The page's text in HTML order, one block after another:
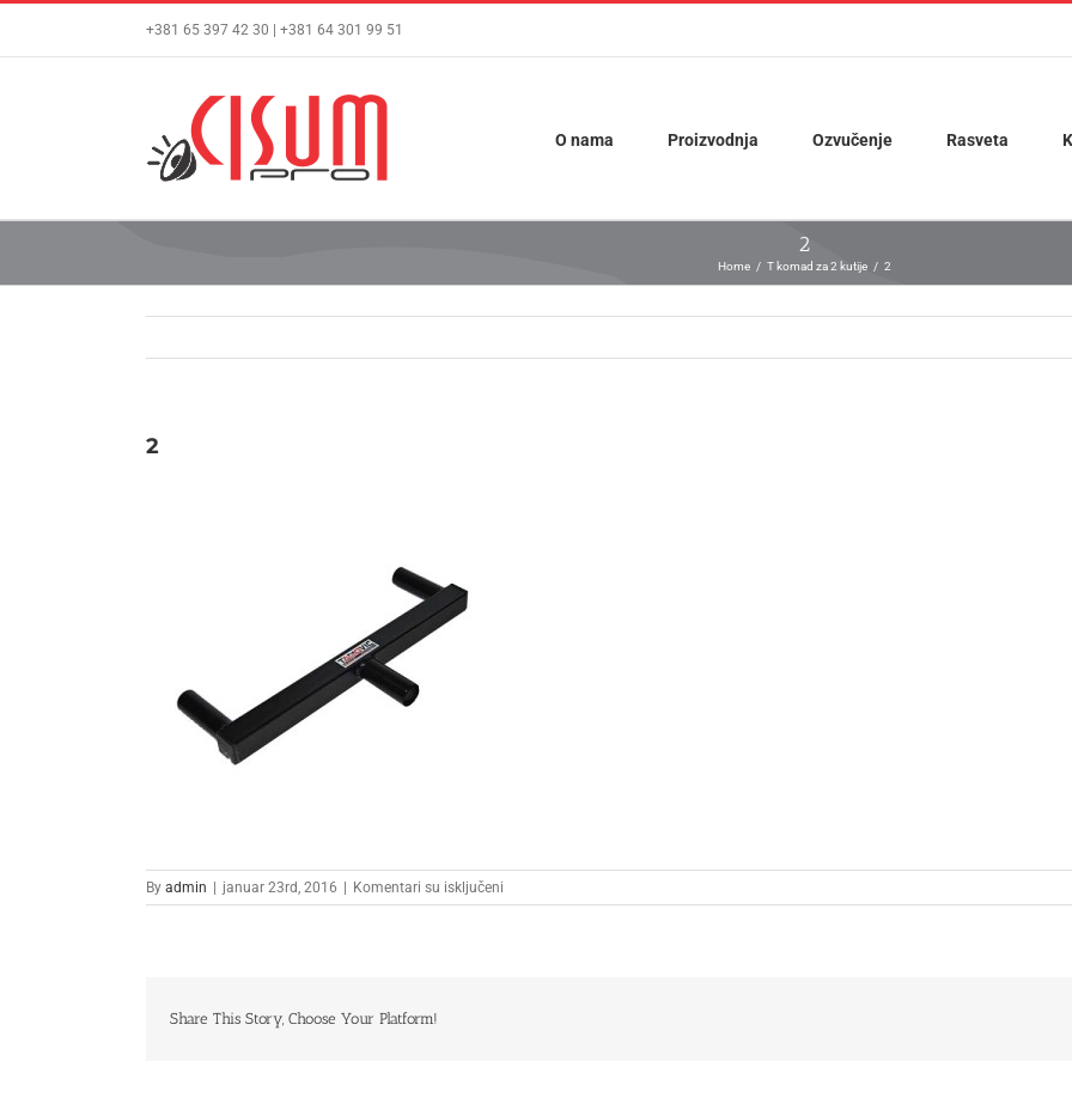
content
+381 65 397 42 30 | +381 64 301 99 51
O nama Proizvodnja Ozvučenje Rasveta
2
Home T komad za 2 kutije 2
2
By admin | januar 23rd, 2016 | Komentari su isključeni
2
Share This Story, Choose Your Platform!